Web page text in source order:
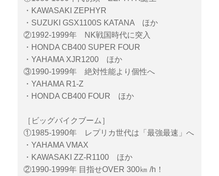
・KAWASAKI ZEPHYR
・SUZUKI GSX1100S KATANA ほか
②1992-1999年 NK戦国時代に突入
・HONDA CB400 SUPER FOUR
・YAHAMA XJR1200 ほか
③1990-1999年 絶対性能より個性へ
・YAHAMA R1-Z
・HONDA CB400 FOUR ほか
［ビッグバイクブーム］
①1985-1990年 レプリカ世代は「最強最速」へ
・YAHAMA VMAX
・KAWASAKI ZZ-R1100 ほか
②1990-1999年 目指せOVER 300㎞ /h！